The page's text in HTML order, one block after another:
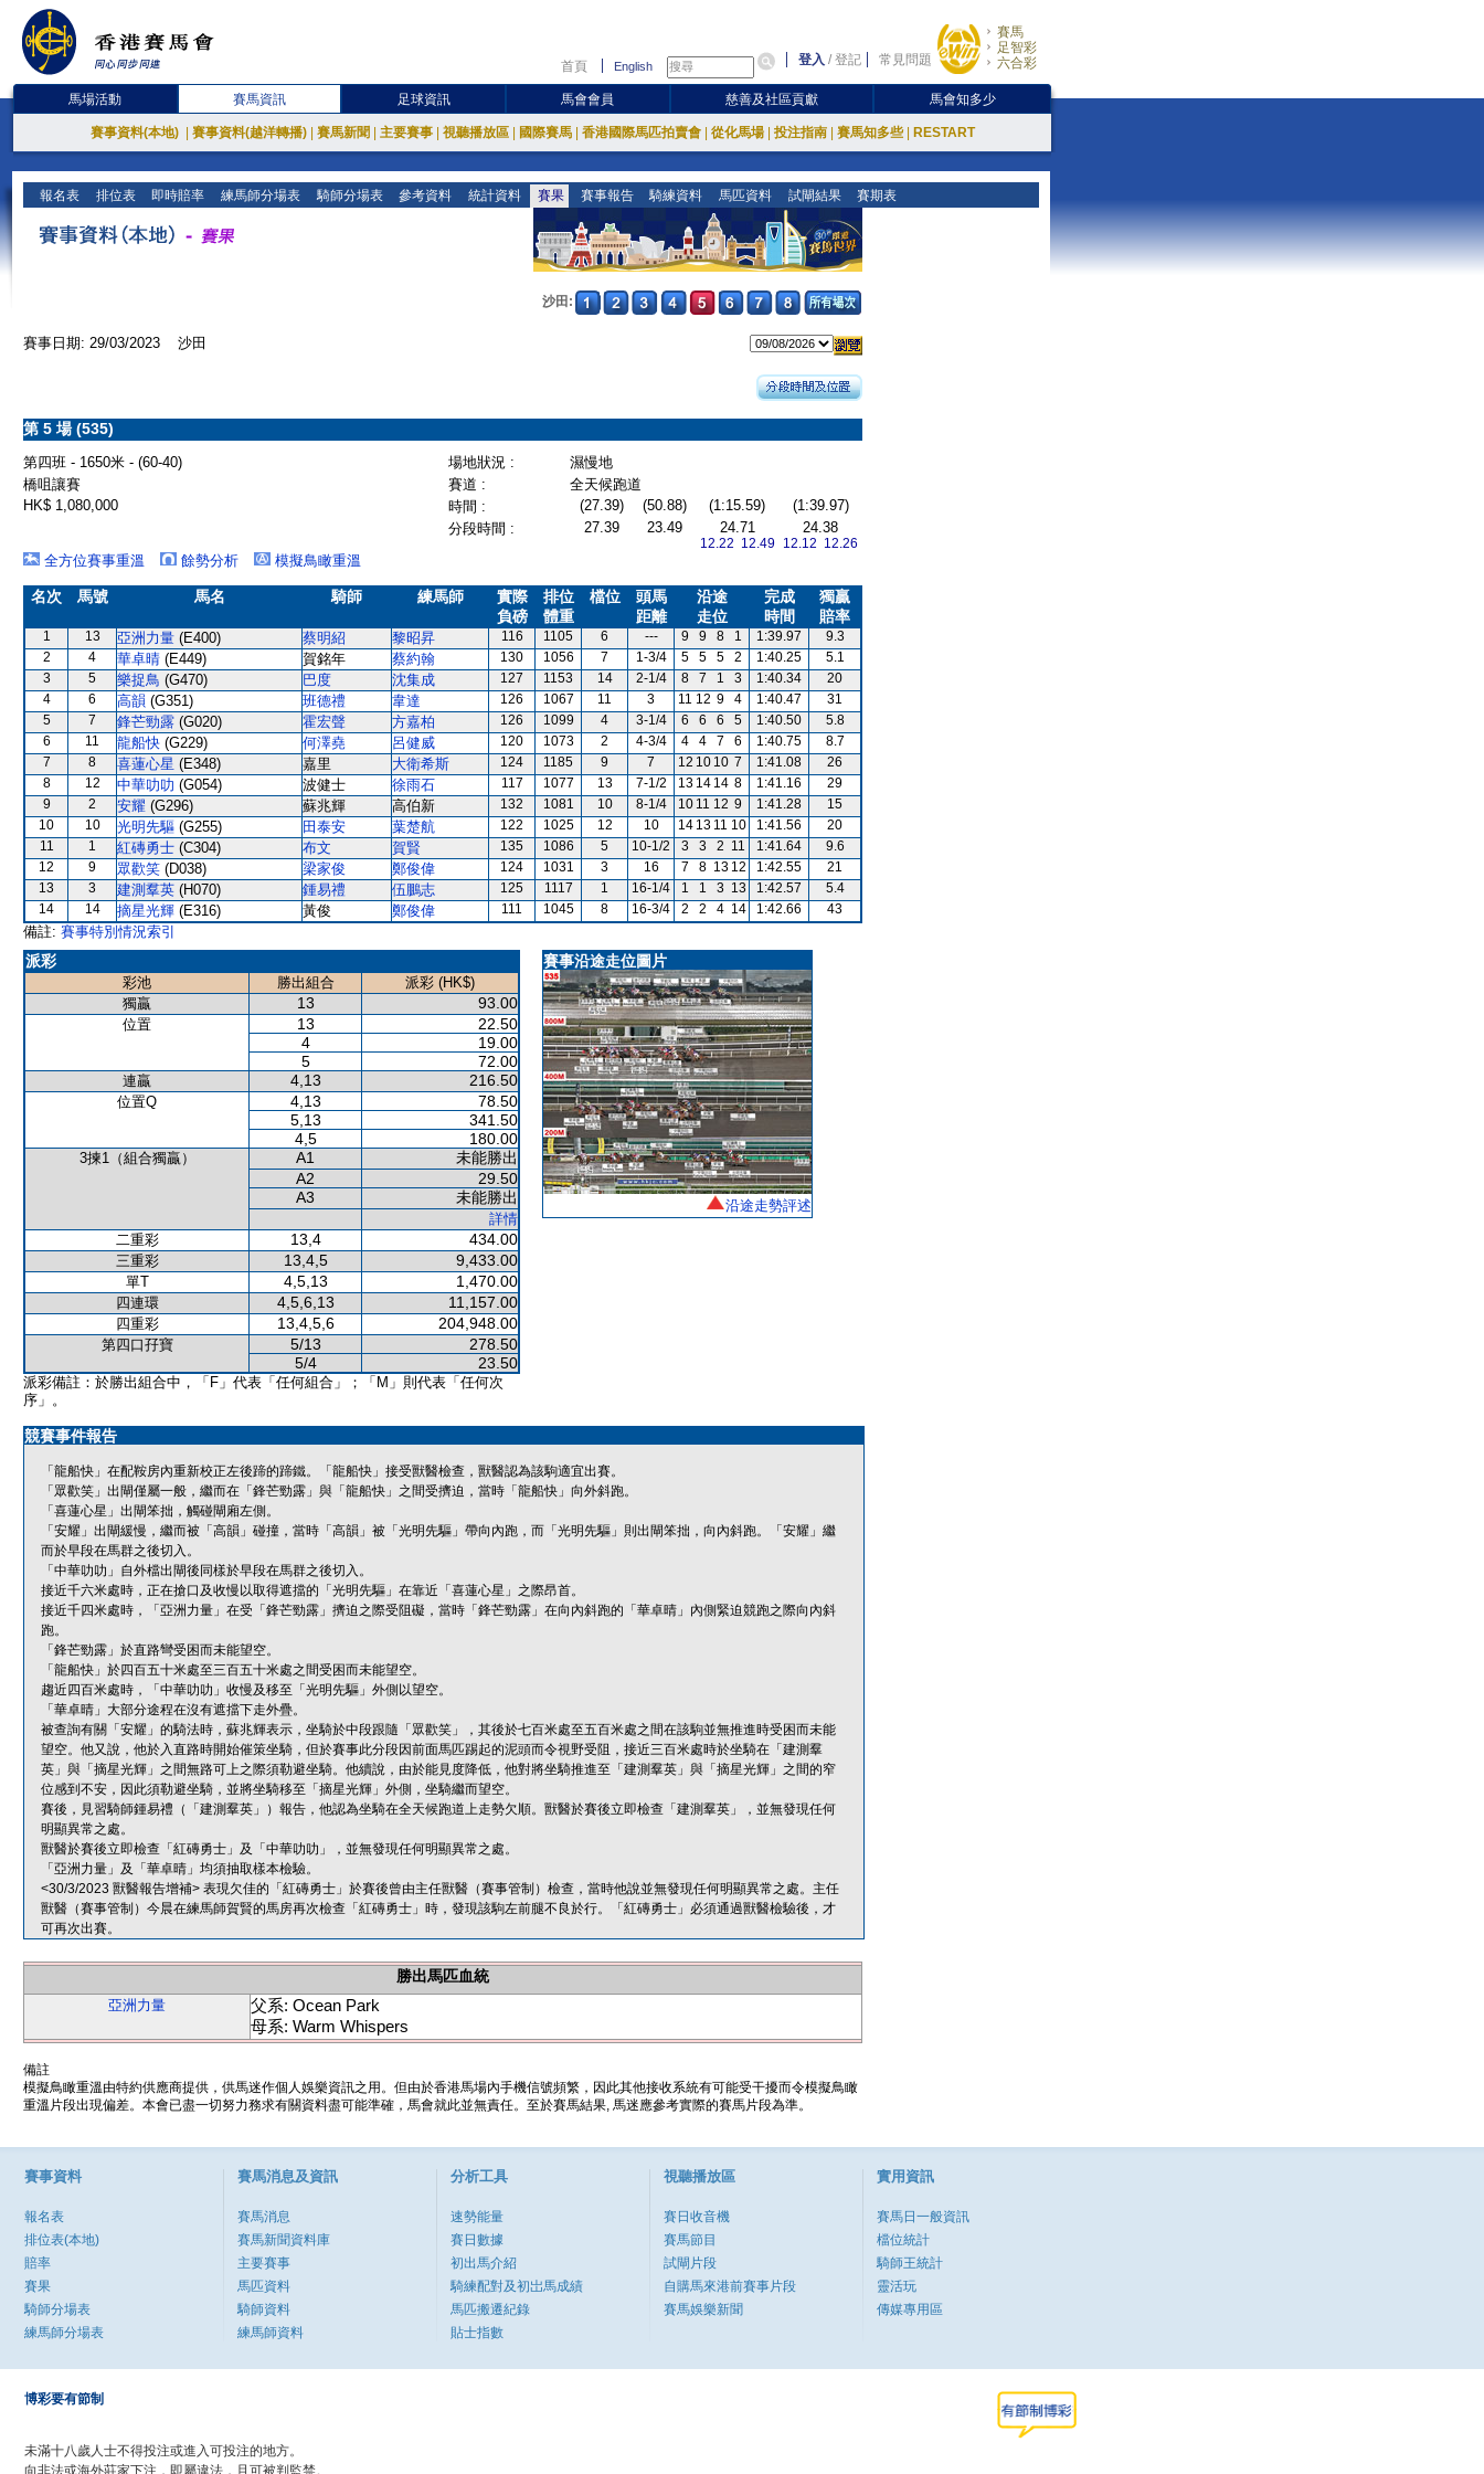
首頁 English 登入 /登記 常見問題
賽馬
足智彩
六合彩
馬場活動 賽馬資訊 足球資訊 馬會會員 慈善及社區貢獻 馬會知多少
賽事資料(本地) 賽事資料(越洋轉播) 賽馬新聞 主要賽事 視聽播放區 國際賽馬 香港國際馬匹拍賣會 從化馬場 投注指南 賽馬知多些 RESTART
報名表 排位表 即時賠率 練馬師分場表 騎師分場表 參考資料 統計資料 賽果 賽事報告 騎練資料 馬匹資料 試閘結果 賽期表
沙田:
賽事日期: 29/03/2023 沙田
第 5 場 (535)
第四班 - 1650米 - (60-40) 場地狀況 :
濕慢地
橋咀讓賽
賽道 :
全天候跑道
HK$ 1,080,000
時間 : (27.39) (50.88) (1:15.59)
(1:39.97)
分段時間 :
27.39 23.49 24.71
12.22 12.49
24.38
12.12 12.26
全方位賽事重溫 餘勢分析 模擬鳥瞰重溫
名次 馬號 馬名 騎師 練馬師
實際
負磅
排位
體重
檔位
頭馬
距離
沿途
走位
完成
時間
獨贏
賠率
1 13 亞洲力量 (E400) 蔡明紹 黎昭昇 116 1105 6 --- 9 9 8 1 1:39.97
9.3
2
4 華卓晴 (E449) 賀銘年 蔡約翰 130 1056 7 1-3/4 5 5 5 2 1:40.25
5.1
3
5 樂捉鳥 (G470) 巴度 沈集成 127 1153 14 2-1/4 8 7 1 3 1:40.34
20
4
6 高韻 (G351) 班德禮 韋達 126 1067 11 3 11 12 9 4 1:40.47
31
5
7 鋒芒勁露 (G020) 霍宏聲 方嘉柏 126 1099 4 3-1/4 6 6 6 5 1:40.50
5.8
6
11 龍船快 (G229) 何澤堯 呂健威 120 1073 2 4-3/4 4 4 7 6 1:40.75
8.7
7
8 喜蓮心星 (E348) 嘉里 大衛希斯 124 1185 9 7 12 10 10 7 1:41.08
26
8
12 中華叻叻 (G054) 波健士 徐雨石 117 1077 13 7-1/2 13 14 14 8 1:41.16
29
9
2 安耀 (G296) 蘇兆輝 高伯新 132 1081 10 8-1/4 10 11 12 9 1:41.28
15
10
10 光明先驅 (G255) 田泰安 葉楚航 122 1025 12 10 14 13 11 10 1:41.56
20
11
1 紅磚勇士 (C304) 布文 賀賢 135 1086 5 10-1/2 3 3 2 11 1:41.64
9.6
12
9 眾歡笑 (D038) 梁家俊 鄭俊偉 124 1031 3 16 7 8 13 12 1:42.55
21
13
3 建測羣英 (H070) 鍾易禮 伍鵬志 125 1117 1 16-1/4 1 1 3 13 1:42.57
5.4
14
14 摘星光輝 (E316) 黃俊 鄭俊偉 111 1045 8 16-3/4 2 2 4 14 1:42.66 43
備註: 賽事特別情況索引
派彩
彩池 勝出組合
派彩 (HK$)
獨贏
13 93.00
位置 13
22.50
4
19.00
5
72.00
連贏 4,13 216.50
位置Q 4,13
78.50
5,13
341.50
4,5
180.00
3揀1（組合獨贏） A1
未能勝出
A2
29.50
A3
未能勝出
詳情
二重彩
13,4 434.00
三重彩 13,4,5 9,433.00
單T 4,5,13 1,470.00
四連環 4,5,6,13 11,157.00
四重彩 13,4,5,6 204,948.00
第四口孖寶 5/13
278.50
5/4
23.50
派彩備註：於勝出組合中，「F」代表「任何組合」；「M」則代表「任何次
序」。
賽事沿途走位圖片
沿途走勢評述
競賽事件報告
「龍船快」在配鞍房內重新校正左後蹄的蹄鐵。「龍船快」接受獸醫檢查，獸醫認為該駒適宜出賽。
「眾歡笑」出閘僅屬一般，繼而在「鋒芒勁露」與「龍船快」之間受擠迫，當時「龍船快」向外斜跑。
「喜蓮心星」出閘笨拙，觸碰閘廂左側。
「安耀」出閘緩慢，繼而被「高韻」碰撞，當時「高韻」被「光明先驅」帶向內跑，而「光明先驅」則出閘笨拙，向內斜跑。「安耀」繼
而於早段在馬群之後切入。
「中華叻叻」自外檔出閘後同樣於早段在馬群之後切入。
接近千六米處時，正在搶口及收慢以取得遮擋的「光明先驅」在靠近「喜蓮心星」之際昂首。
接近千四米處時，「亞洲力量」在受「鋒芒勁露」擠迫之際受阻礙，當時「鋒芒勁露」在向內斜跑的「華卓晴」內側緊迫競跑之際向內斜
跑。
「鋒芒勁露」於直路彎受困而未能望空。
「龍船快」於四百五十米處至三百五十米處之間受困而未能望空。
趨近四百米處時，「中華叻叻」收慢及移至「光明先驅」外側以望空。
「華卓晴」大部分途程在沒有遮擋下走外疊。
被查詢有關「安耀」的騎法時，蘇兆輝表示，坐騎於中段跟隨「眾歡笑」，其後於七百米處至五百米處之間在該駒並無推進時受困而未能
望空。他又說，他於入直路時開始催策坐騎，但於賽事此分段因前面馬匹踢起的泥頭而令視野受阻，接近三百米處時於坐騎在「建測羣
英」與「摘星光輝」之間無路可上之際須勒避坐騎。他續說，由於能見度降低，他對將坐騎推進至「建測羣英」與「摘星光輝」之間的窄
位感到不安，因此須勒避坐騎，並將坐騎移至「摘星光輝」外側，坐騎繼而望空。
賽後，見習騎師鍾易禮（「建測羣英」）報告，他認為坐騎在全天候跑道上走勢欠順。獸醫於賽後立即檢查「建測羣英」，並無發現任何
明顯異常之處。
獸醫於賽後立即檢查「紅磚勇士」及「中華叻叻」，並無發現任何明顯異常之處。
「亞洲力量」及「華卓晴」均須抽取樣本檢驗。
<30/3/2023 獸醫報告增補> 表現欠佳的「紅磚勇士」於賽後曾由主任獸醫（賽事管制）檢查，當時他說並無發現任何明顯異常之處。主任
獸醫（賽事管制）今晨在練馬師賀賢的馬房再次檢查「紅磚勇士」時，發現該駒左前腿不良於行。「紅磚勇士」必須通過獸醫檢驗後，才
可再次出賽。
勝出馬匹血統
亞洲力量
父系: Ocean Park
母系: Warm Whispers
備註
模擬鳥瞰重溫由特約供應商提供，供馬迷作個人娛樂資訊之用。但由於香港馬場內手機信號頻繁，因此其他接收系統有可能受干擾而令模擬鳥瞰
重溫片段出現偏差。本會已盡一切努力務求有關資料盡可能準確，馬會就此並無責任。至於賽馬結果, 馬迷應參考實際的賽馬片段為準。
賽事資料
報名表
排位表(本地)
賠率
賽果
騎師分場表
練馬師分場表
賽馬消息及資訊
賽馬消息
賽馬新聞資料庫
主要賽事
馬匹資料
騎師資料
練馬師資料
分析工具
速勢能量
賽日數據
初出馬介紹
騎練配對及初岀馬成績
馬匹搬遷紀錄
貼士指數
視聽播放區
賽日收音機
賽馬節目
試閘片段
自購馬來港前賽事片段
賽馬娛樂新聞
實用資訊
賽馬日一般資訊
檔位統計
騎師王統計
靈活玩
傳媒專用區
博彩要有節制
未滿十八歲人士不得投注或進入可投注的地方。
向非法或海外莊家下注，即屬違法，且可被判監禁。